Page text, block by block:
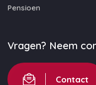
Pensioen
Vragen? Neem
Contact